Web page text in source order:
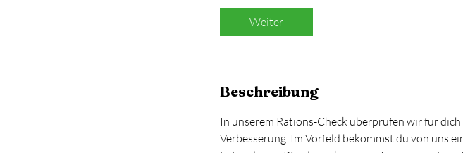
d
Weiter
Beschreibung
In unserem Rations-Check überprüfen wir für
Verbesserung. Im Vorfeld bekommst du von uns